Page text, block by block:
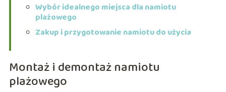
Wybór idealnego miejsca dla namiotu
plażowego
Zakup i przygotowanie namiotu do użycia
Montaż i demontaż namiotu
plażowego